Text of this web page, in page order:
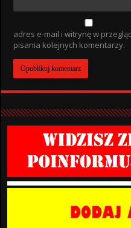
adres e-mail i witrynę w
pisania kolejnych komentarzy.